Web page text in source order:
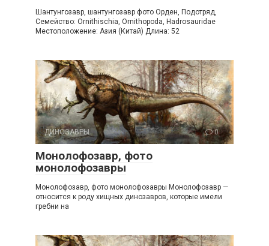
Шантунгозавр, шантунгозавр фото Орден, Подотряд,
Семейство: Ornithischia, Ornithopoda, Hadrosauridae
Местоположение: Азия (Китай) Длина: 52
ДИНОЗАВРЫ 0
Монолофозавр, фото
монолофозавры
Монолофозавр, фото монолофозавры Монолофозавр —
относится к роду хищных динозавров, которые имели
гребни на